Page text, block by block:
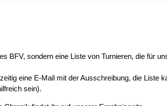
BFV, sondern eine Liste von Turnieren, die für
eine E-Mail mit der Ausschreibung, die Liste
sein).